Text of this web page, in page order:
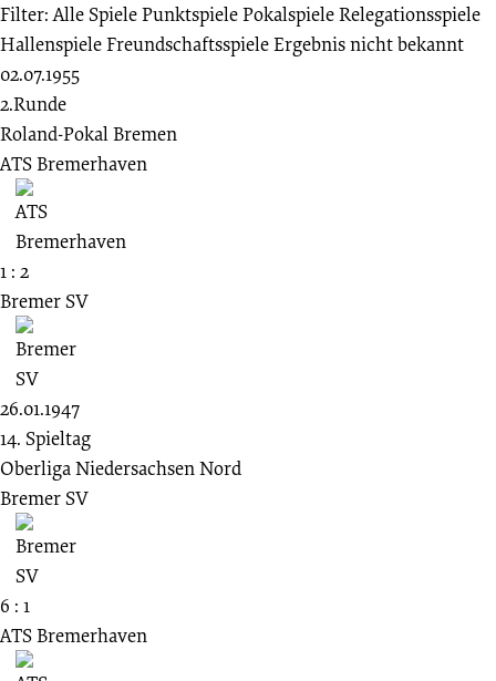
Filter: Alle SpielePunktspielePokalspieleRelegationsspiele
HallenspieleFreundschaftsspieleErgebnis nicht bekannt
02.07.1955
2.Runde
Roland-Pokal Bremen
ATS Bremerhaven
1 : 2
Bremer SV
26.01.1947
14. Spieltag
Oberliga Niedersachsen Nord
Bremer SV
6 : 1
ATS Bremerhaven